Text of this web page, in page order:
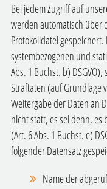
Bei jedem Zugriff auf
werden automatisch über
Protokolldatei
systembezogenen und
Abs. 1 Buchst. b)
Straftaten (auf Grundlage
Weitergabe der Daten an
nicht statt, es sei denn, es
(Art. 6 Abs. 1 Buchst. e)
folgender Datensatz
Name der